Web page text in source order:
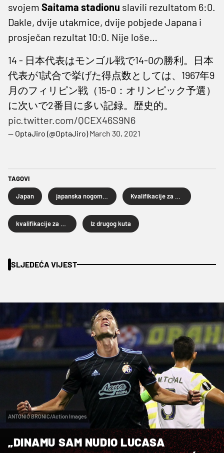
svojem Saitama stadionu slavili rezultatom 6:0.
Dakle, dvije utakmice, dvije pobjede Japana i
prosječan rezultat 10:0. Nije loše…
14 - 日本代表はモンゴル戦で14-0の勝利。日本
代表が1試合で挙げた得点数としては、1967年9
月のフィリピン戦（15-0：オリンピック予選）
に次いで2番目に多い記録。歴史的。
pic.twitter.com/QCEX46S9N6
— OptaJiro (@OptaJiro)March 30, 2021
TAGOVI
Japan
Iz drugog kuta
SLJEDEĆA VIJEST
ANTONIO BRONIC/Action Images
„DINAMU SAM NUDIO LUCASA